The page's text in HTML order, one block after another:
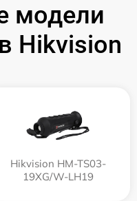
модели
Hikvision
Hikvision HM-TS03-
19XG/W-LH19